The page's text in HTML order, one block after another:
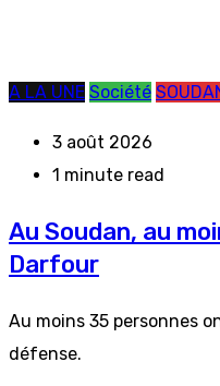
A LA UNE Société
3 août 2026
1 minute read
Au Soudan, au
Darfour
Au moins 35 personnes
défense.